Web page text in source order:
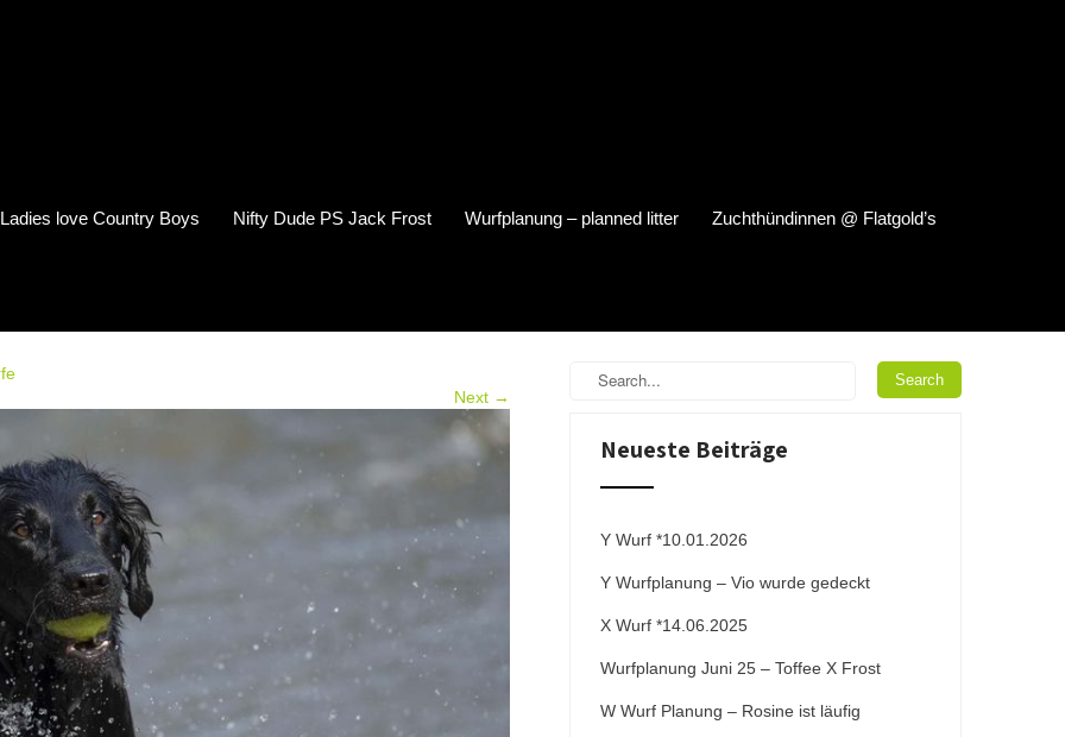
Ladies love Country Boys Nifty Dude PS Jack Frost Wurfplanung – planned litter Zuchthündinnen @ Flatgold’s
Next →
Neueste Beiträge
Y Wurf *10.01.2026
Y Wurfplanung – Vio wurde gedeckt
X Wurf *14.06.2025
Wurfplanung Juni 25 – Toffee X Frost
W Wurf Planung – Rosine ist läufig